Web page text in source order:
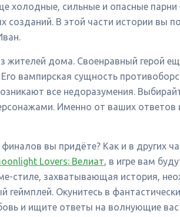
холодные, сильные и опасные парни
созданий. В этой части истории вы
жителей дома. Своенравный герой
вампирская сущность
все недоразумения.
Именно от ваших ответов
вы придёте? Как и в других
Lovers: Велиат, в игре вам
стиле, захватывающая история,
Окунитесь в
и ищите ответы на волнующие